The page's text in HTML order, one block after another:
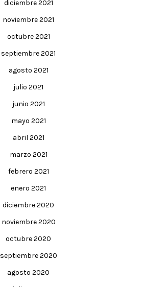
diciembre 2021
noviembre 2021
octubre 2021
septiembre 2021
agosto 2021
julio 2021
junio 2021
mayo 2021
abril 2021
marzo 2021
febrero 2021
enero 2021
diciembre 2020
noviembre 2020
octubre 2020
septiembre 2020
agosto 2020